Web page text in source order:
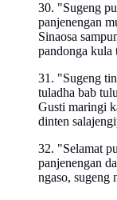
30. "Sugeng
panjenengan
Sinaosa
pandonga kula
31. "Sugeng
tuladha bab
Gusti maringi
dinten
32. "Selamat
panjenengan
ngaso, sugeng